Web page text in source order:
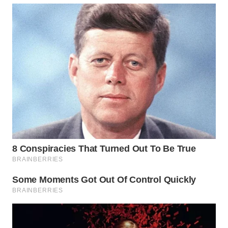
INDRAMAYU
WN
KUNINGAN
MAJALENGKA
SUKABUMI
WN
PURWAKARTA